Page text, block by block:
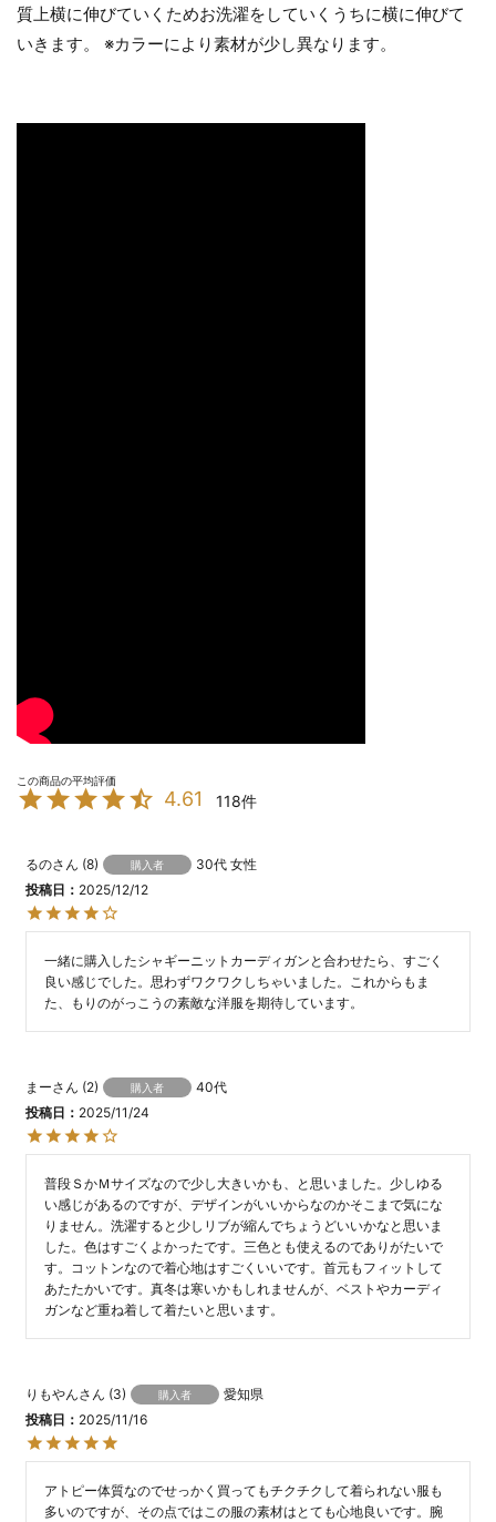
質上横に伸びていくためお洗濯をしていくうちに横に伸びて
いきます。 ※カラーにより素材が少し異なります。
4.61 118
るの 8 購入者 30代 女性
投稿日
2025/12/12
一緒に購入したシャギーニットカーディガンと合わせたら、すごく
良い感じでした。思わずワクワクしちゃいました。これからもま
た、もりのがっこうの素敵な洋服を期待しています。
まー 2 購入者
40代
投稿日
2025/11/24
普段ＳかＭサイズなので少し大きいかも、と思いました。少しゆる
い感じがあるのですが、デザインがいいからなのかそこまで気にな
りません。洗濯すると少しリブが縮んでちょうどいいかなと思いま
した。色はすごくよかったです。三色とも使えるのでありがたいで
す。コットンなので着心地はすごくいいです。首元もフィットして
あたたかいです。真冬は寒いかもしれませんが、ベストやカーディ
ガンなど重ね着して着たいと思います。
りもやん 3 購入者
愛知県
投稿日
2025/11/16
アトピー体質なのでせっかく買ってもチクチクして着られない服も
多いのですが、その点ではこの服の素材はとても心地良いです。腕